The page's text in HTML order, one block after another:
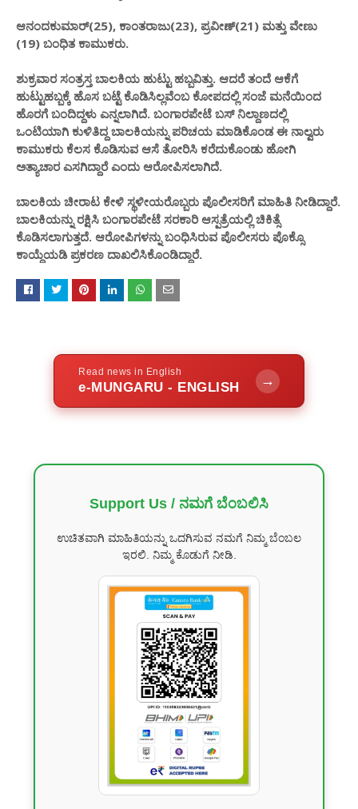
ಆನಂದಕುಮಾರ್(25), ಕಾಂತರಾಜು(23), ಪ್ರವೀಣ್(21) ಮತ್ತು ವೇಣು
(19) ಬಂಧಿತ ಕಾಮುಕರು.
ಶುಕ್ರವಾರ ಸಂತ್ರಸ್ತ ಬಾಲಕಿಯ ಹುಟ್ಟು ಹಬ್ಬವಿತ್ತು. ಆದರೆ ತಂದೆ ಆಕೆಗೆ
ಹುಟ್ಟುಹಬ್ಬಕ್ಕೆ ಹೊಸ ಬಟ್ಟೆ ಕೊಡಿಸಿಲ್ಲವೆಂಬ ಕೋಪದಲ್ಲಿ ಸಂಜೆ ಮನೆಯಿಂದ
ಹೊರಗೆ ಬಂದಿದ್ದಳು ಎನ್ನಲಾಗಿದೆ. ಬಂಗಾರಪೇಟೆ ಬಸ್ ನಿಲ್ದಾಣದಲ್ಲಿ
ಒಂಟಿಯಾಗಿ ಕುಳಿತಿದ್ದ ಬಾಲಕಿಯನ್ನು ಪರಿಚಯ ಮಾಡಿಕೊಂಡ ಈ ನಾಲ್ವರು
ಕಾಮುಕರು ಕೆಲಸ ಕೊಡಿಸುವ ಆಸೆ ತೋರಿಸಿ ಕರೆದುಕೊಂಡು ಹೋಗಿ
ಅತ್ಯಾಚಾರ ಎಸಗಿದ್ದಾರೆ ಎಂದು ಆರೋಪಿಸಲಾಗಿದೆ.
ಬಾಲಕಿಯ ಚೀರಾಟ ಕೇಳಿ ಸ್ಥಳೀಯರೊಬ್ಬರು ಪೊಲೀಸರಿಗೆ ಮಾಹಿತಿ ನೀಡಿದ್ದಾರೆ.
ಬಾಲಕಿಯನ್ನು ರಕ್ಷಿಸಿ ಬಂಗಾರಪೇಟೆ ಸರಕಾರಿ ಆಸ್ಪತ್ರೆಯಲ್ಲಿ ಚಿಕಿತ್ಸೆ
ಕೊಡಿಸಲಾಗುತ್ತದೆ. ಆರೋಪಿಗಳನ್ನು ಬಂಧಿಸಿರುವ ಪೊಲೀಸರು ಪೊಕ್ಸೊ
ಕಾಯ್ದೆಯಡಿ ಪ್ರಕರಣ ದಾಖಲಿಸಿಕೊಂಡಿದ್ದಾರೆ.
Read news in English
e-MUNGARU - ENGLISH →
Support Us / ನಮಗೆ ಬೆಂಬಲಿಸಿ
ಉಚಿತವಾಗಿ ಮಾಹಿತಿಯನ್ನು ಒದಗಿಸುವ ನಮಗೆ ನಿಮ್ಮ ಬೆಂಬಲ
ಇರಲಿ. ನಿಮ್ಮ ಕೊಡುಗೆ ನೀಡಿ.